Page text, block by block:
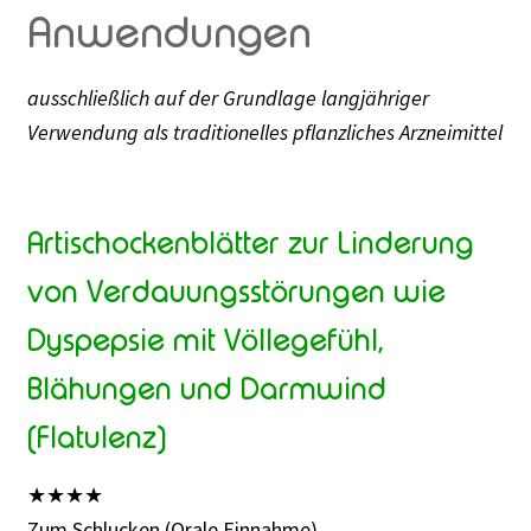
Anwendungen
ausschließlich auf der Grundlage langjähriger
Verwendung als traditionelles pflanzliches Arzneimittel
Artischockenblätter zur Linderung
von Verdauungsstörungen wie
Dyspepsie mit Völlegefühl,
Blähungen und Darmwind
(Flatulenz)
★★★★